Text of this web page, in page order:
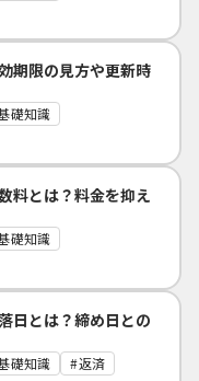
期限の見方や更新時
礎知識
料とは？料金を抑え
礎知識
日とは？締め日との
礎知識
返済